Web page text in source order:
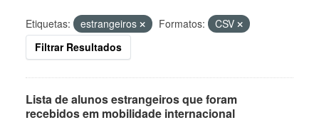
Etiquetas: estrangeiros Formatos:
CSV
Filtrar Resultados
Lista de alunos estrangeiros que foram
recebidos em mobilidade internacional